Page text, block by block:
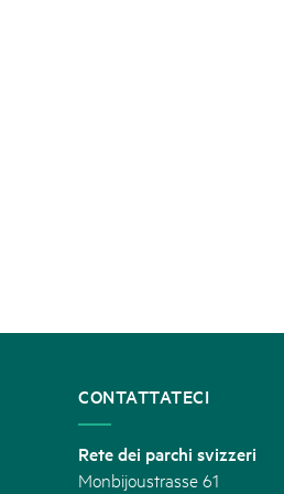
CONTATTATECI
Rete dei parchi svizzeri
Monbijoustrasse 61